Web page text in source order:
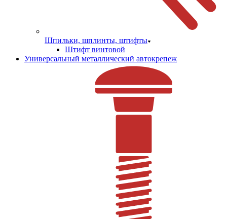
Шпильки, шплинты, штифты
Штифт винтовой
Универсальный металлический автокрепеж